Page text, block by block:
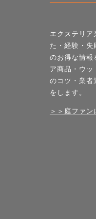
エクステリア
た・経験・失
のお得な情報
ア商品・ウッ
のコツ・業者
をします。
＞＞庭ファン